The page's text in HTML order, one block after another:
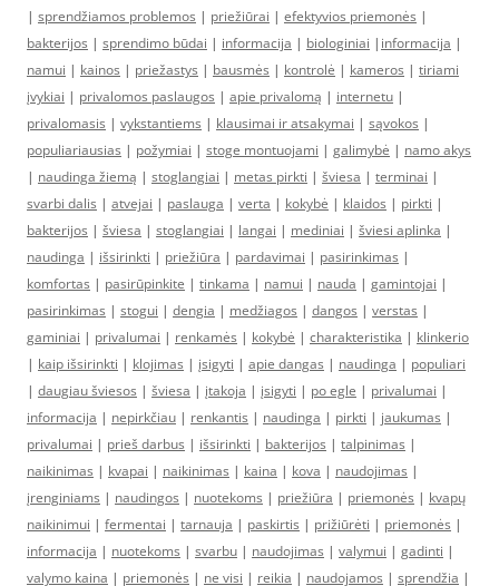
| sprendžiamos problemos | priežiūrai | efektyvios priemonės |
bakterijos | sprendimo būdai | informacija | biologiniai | informacija |
namui | kainos | priežastys | bausmės | kontrolė | kameros | tiriami
įvykiai | privalomos paslaugos | apie privalomą | internetu |
privalomasis | vykstantiems | klausimai ir atsakymai | sąvokos |
populiariausias | požymiai | stoge montuojami | galimybė | namo akys
| naudinga žiemą | stoglangiai | metas pirkti | šviesa | terminai |
svarbi dalis | atvejai | paslauga | verta | kokybė | klaidos | pirkti |
bakterijos | šviesa | stoglangiai | langai | mediniai | šviesi aplinka |
naudinga | išsirinkti | priežiūra | pardavimai | pasirinkimas |
komfortas | pasirūpinkite | tinkama | namui | nauda | gamintojai |
pasirinkimas | stogui | dengia | medžiagos | dangos | verstas |
gaminiai | privalumai | renkamės | kokybė | charakteristika | klinkerio
| kaip išsirinkti | klojimas | įsigyti | apie dangas | naudinga | populiari
| daugiau šviesos | šviesa | įtakoja | įsigyti | po egle | privalumai |
informacija | nepirkčiau | renkantis | naudinga | pirkti | jaukumas |
privalumai | prieš darbus | išsirinkti | bakterijos | talpinimas |
naikinimas | kvapai | naikinimas | kaina | kova | naudojimas |
įrenginiams | naudingos | nuotekoms | priežiūra | priemonės | kvapų
naikinimui | fermentai | tarnauja | paskirtis | prižiūrėti | priemonės |
informacija | nuotekoms | svarbu | naudojimas | valymui | gadinti |
valymo kaina | priemonės | ne visi | reikia | naudojamos | sprendžia |